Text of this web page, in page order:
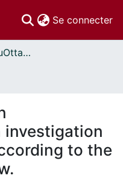
Se connecter
Thèses uOttawa // uOttawa Theses
investigation
to the